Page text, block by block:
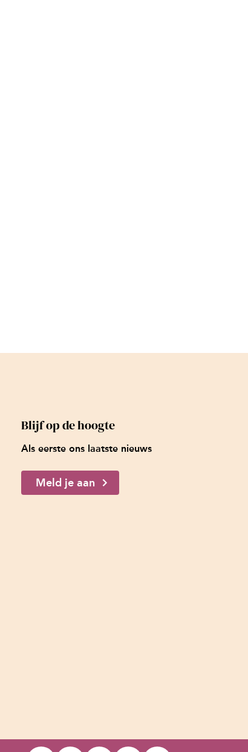
Blijf op de hoogte
Als eerste ons laatste nieuws
Meld je aan